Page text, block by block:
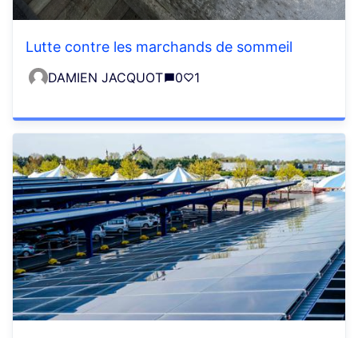
Lutte contre les marchands de sommeil
DAMIEN JACQUOT 0 1